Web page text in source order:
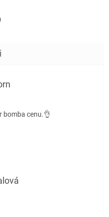
je 5 z 5 hvězdiček.
bomba cenu.👌
je 5 z 5 hvězdiček.
je 5 z 5 hvězdiček.